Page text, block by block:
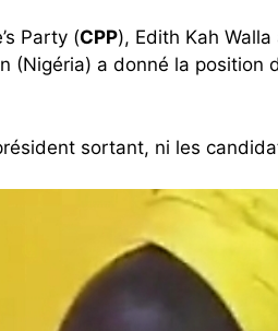
Party (CPP), Edith Kah
(Nigéria) a donné la position
sortant, ni les